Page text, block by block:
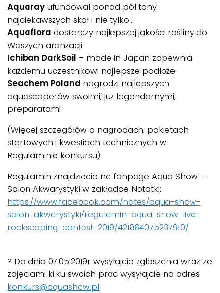
Aquaray ufundował ponad pół tony
najciekawszych skał i nie tylko…
Aquaflora dostarczy najlepszej jakości rośliny do
Waszych aranżacji
Ichiban DarkSoil – made in Japan zapewnia
każdemu uczestnikowi najlepsze podłoże
Seachem Poland nagrodzi najlepszych
aquascaperów swoimi, już legendarnymi,
preparatami
(Więcej szczegółów o nagrodach, pakietach
startowych i kwestiach technicznych w
Regulaminie konkursu)
Regulamin znajdziecie na fanpage Aqua Show –
Salon Akwarystyki w zakładce Notatki:
https://www.facebook.com/notes/aqua-show-
salon-akwarystyki/regulamin-aqua-show-live-
rockscaping-contest-2019/421884075237910/
? Do dnia 07.05.2019r wysyłajcie zgłoszenia wraz ze
zdjęciami kilku swoich prac wysyłajcie na adres
konkurs@aquashow.pl